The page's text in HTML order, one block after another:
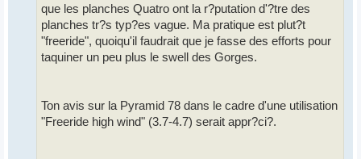
que les planches Quatro ont la r?putation d'?tre des
planches tr?s typ?es vague. Ma pratique est plut?t
"freeride", quoiqu'il faudrait que je fasse des efforts pour
taquiner un peu plus le swell des Gorges.
Ton avis sur la Pyramid 78 dans le cadre d'une utilisation
"Freeride high wind" (3.7-4.7) serait appr?ci?.